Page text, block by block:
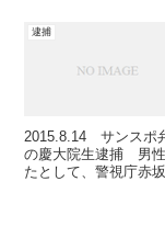
逮捕
2015.8.14 サンスポ
の慶大院生逮捕 男性
たとして、警視庁赤